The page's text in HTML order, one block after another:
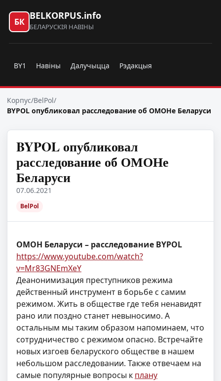
БК
BELKORPUS.info
БЕЛАРУСКІЯ НАВІНЫ
BY1 Навіны Далучыцца Рэдакцыя
Корпус/BelPol/
BYPOL опубликовал расследование об ОМОНе Беларуси
BYPOL опубликовал
расследование об ОМОНе
Беларуси
07.06.2021
BelPol
ОМОН Беларуси – расследование BYPOL
https://www.youtube.com/watch?
v=Mr83GNEmXeY
Деанонимизация преступников режима
действенный инструмент в борьбе с самим
режимом. Жить в обществе где тебя ненавидят
рано или поздно станет невыносимо. А
остальным мы таким образом напоминаем, что
сотрудничество с режимом опасно. Встречайте
новых изгоев беларуского обществе в нашем
небольшом расследовании. Также отвечаем на
самые популярные вопросы к плану